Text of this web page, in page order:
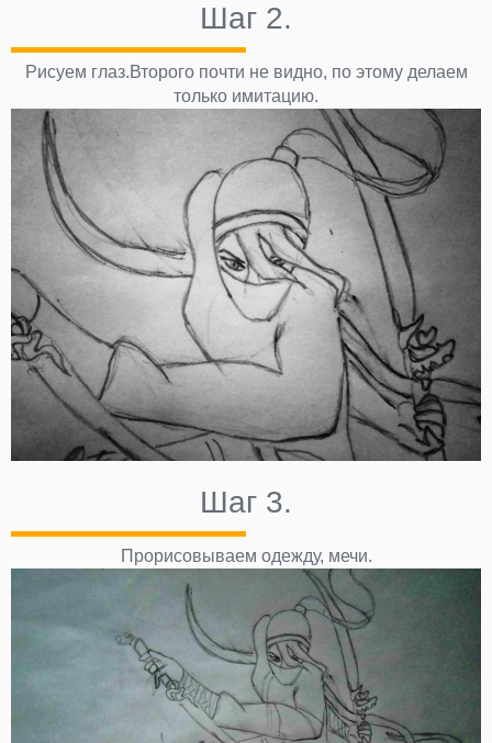
Шаг 2.
Рисуем глаз.Второго почти не видно, по этому делаем
только имитацию.
Шаг 3.
Прорисовываем одежду, мечи.